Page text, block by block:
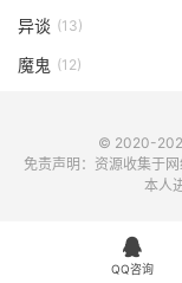
异谈 (13)
魔鬼 (12)
© 2020-
免责声明：资源收集于
本人

QQ咨询